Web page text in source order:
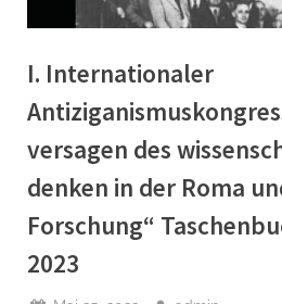
I. Internationaler
versagen des
denken in der Roma
Forschung“
2023